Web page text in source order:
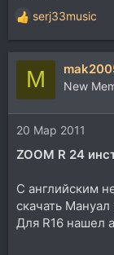
Р
е
а
и
и
:
serj33music
M New
20 Мар 2011
ZOOM R 24
С английским
скачать Мануал
Для R16 нашел